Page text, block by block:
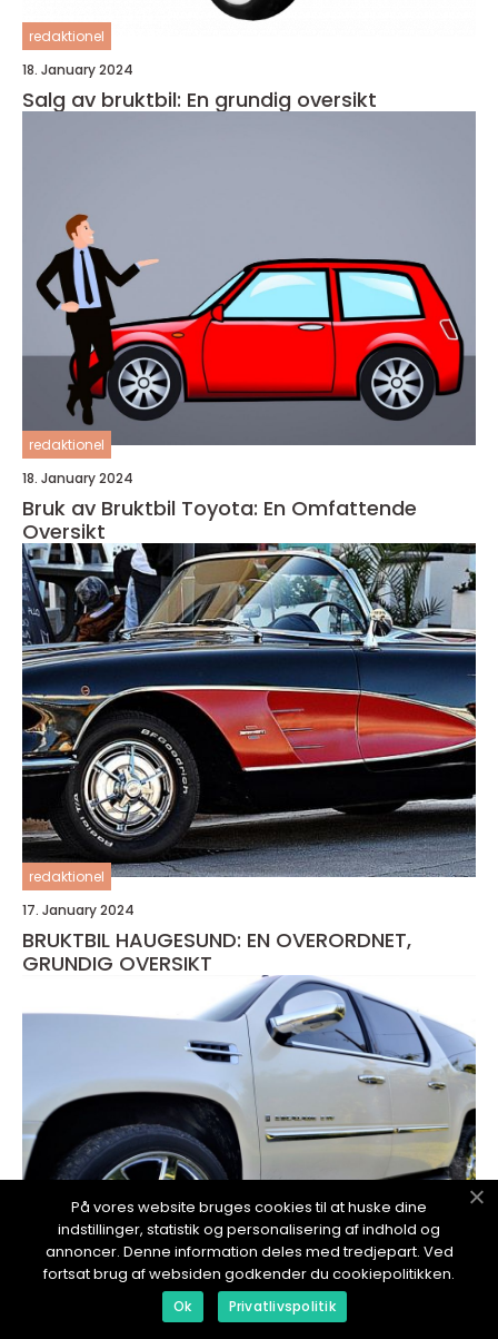
redaktionel
18. January 2024
Salg av bruktbil: En grundig oversikt
redaktionel
18. January 2024
Bruk av Bruktbil Toyota: En Omfattende
Oversikt
redaktionel
17. January 2024
BRUKTBIL HAUGESUND: EN OVERORDNET,
GRUNDIG OVERSIKT
På vores website bruges cookies til at huske dine
indstillinger, statistik og personalisering af indhold og
annoncer. Denne information deles med tredjepart. Ved
fortsat brug af websiden godkender du cookiepolitikken.
Ok Privatlivspolitik